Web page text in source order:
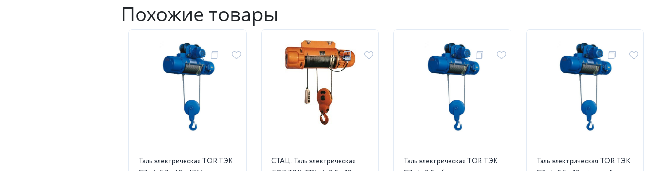
Похожие товары
Таль электрическая TOR ТЭК
СТАЦ. Таль электрическая
Таль электрическая TOR ТЭК
Таль электрическая TOR ТЭК